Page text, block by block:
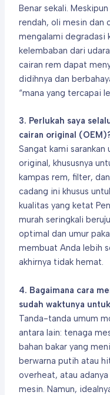
Benar sekali.
rendah, oli mesin dan
mengalami degradasi
kelembaban dari
cairan rem dapat
didihnya dan
“mana yang tercapai
3. Perlukah saya
cairan original
Sangat kami sarankan
original, khususnya
kampas rem, filter,
cadang ini khusus
kualitas yang ketat
murah seringkali
optimal dan umur
membuat Anda lebih
akhirnya tidak hemat.
4. Bagaimana cara
sudah waktunya
Tanda-tanda umum
antara lain: tenaga
bahan bakar yang
berwarna putih atau
overheat, atau
mesin. Namun,